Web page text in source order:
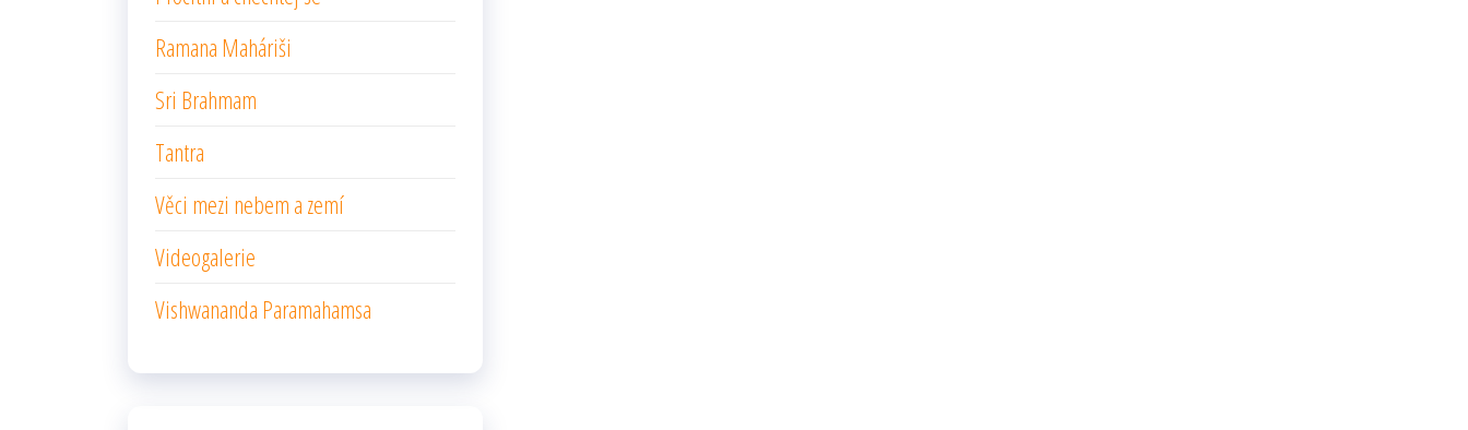
Ramana Maháriši
Sri Brahmam
Tantra
Věci mezi nebem a zemí
Videogalerie
Vishwananda Paramahamsa